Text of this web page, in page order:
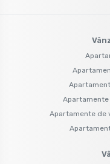
Apartamente de